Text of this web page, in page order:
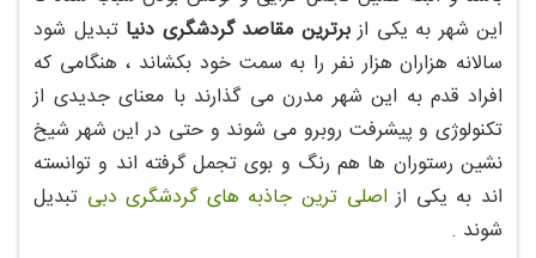
این شهر به یکی ازبرترین مقاصد گردشگری دنیا تبدیل شود
سالانه هزاران هزار نفر را به سمت خود بکشاند ، هنگامی که
افراد قدم به این شهر مدرن می گذارند با معنای جدیدی از
تکنولوژی و پیشرفت روبرو می شوند و حتی در این شهر شیخ
نشین رستوران ها هم رنگ و بوی تجمل گرفته اند و توانسته
اند به یکی از اصلی ترین جاذبه های گردشگری دبی تبدیل
شوند .